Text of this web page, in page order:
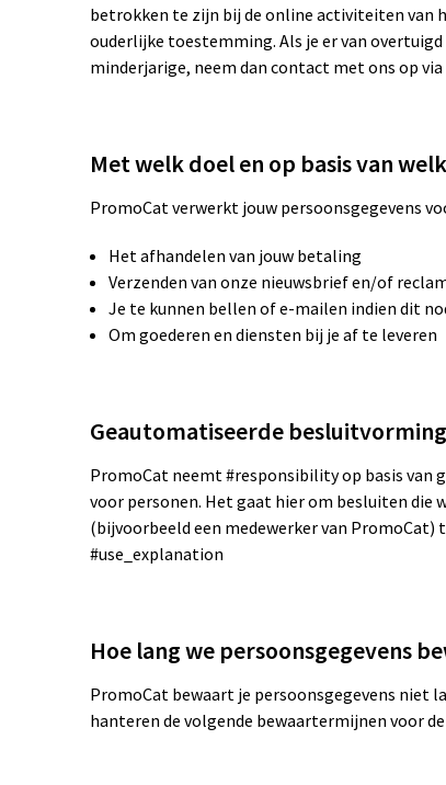
betrokken te zijn bij de online activiteiten van
ouderlijke toestemming. Als je er van
minderjarige, neem dan contact met ons op via
Met welk doel en op basis van
PromoCat verwerkt jouw persoonsgegevens
Het afhandelen van jouw betaling
Verzenden van onze nieuwsbrief en/of
Je te kunnen bellen of e-mailen indien dit
Om goederen en diensten bij je af te leveren
Geautomatiseerde besluitvorming
PromoCat neemt #responsibility op basis van
voor personen. Het gaat hier om besluiten die
(bijvoorbeeld een medewerker van
#use_explanation
Hoe lang we persoonsgegevens
PromoCat bewaart je persoonsgegevens niet
hanteren de volgende bewaartermijnen voor